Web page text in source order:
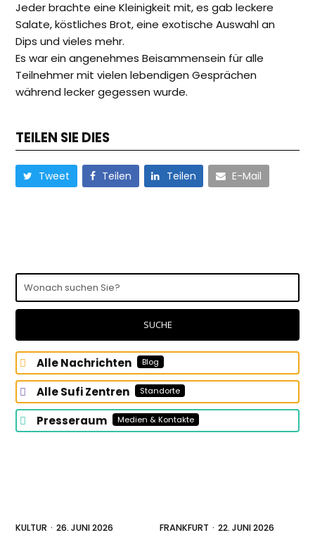
Jeder brachte eine Kleinigkeit mit, es gab leckere
Salate, köstliches Brot, eine exotische Auswahl an
Dips und vieles mehr.
Es war ein angenehmes Beisammensein für alle
Teilnehmer mit vielen lebendigen Gesprächen
während lecker gegessen wurde.
TEILEN SIE DIES
Tweet Teilen Teilen E-Mail
suchen
Sie?
SUCHE
Alle Nachrichten Blog
Alle Sufi Zentren Standorte
Presseraum Medien & Kontakte
KULTUR · 26. JUNI 2026 FRANKFURT · 22. JUNI 2026